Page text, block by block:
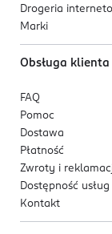
Drogeria
Marki
Obsługa klienta
FAQ
Pomoc
Dostawa
Płatność
Zwroty i
Dostępność usług
Kontakt